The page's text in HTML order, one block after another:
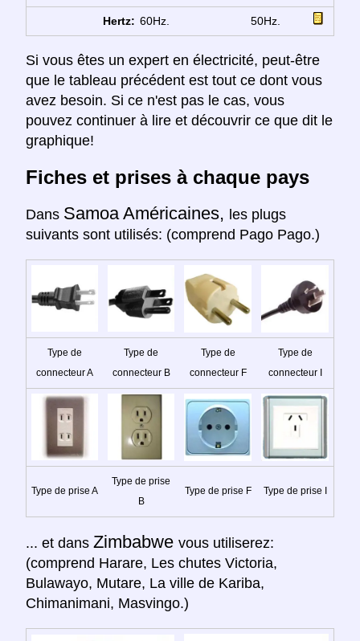
Hertz: 60Hz. 50Hz.
Si vous êtes un expert en électricité, peut-être
que le tableau précédent est tout ce dont vous
avez besoin. Si ce n'est pas le cas, vous
pouvez continuer à lire et découvrir ce que dit le
graphique!
Fiches et prises à chaque pays
Dans Samoa Américaines, les plugs
suivants sont utilisés: (comprend Pago Pago.)
Type de
connecteur A
Type de
connecteur B
Type de
connecteur F
Type de
connecteur I
Type de prise A
Type de prise
B
Type de prise F Type de prise I
... et dans Zimbabwe vous utiliserez:
(comprend Harare, Les chutes Victoria,
Bulawayo, Mutare, La ville de Kariba,
Chimanimani, Masvingo.)